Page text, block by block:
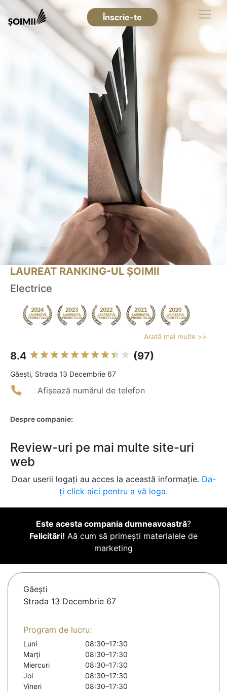
Înscrie-te
LAUREAT RANKING-UL ȘOIMII
Electrice
Arată mai multe >>
8.4 (97)
Găeşti, Strada 13 Decembrie 67
Afișează numărul de telefon
Despre companie:
Review-uri pe mai multe site-uri
web
Doar userii logați au acces la această informație. Da-
ți click aici pentru a vă loga.
Este acesta compania dumneavoastră?
Felicitări! Aă cum să primești materialele de
marketing
Găeşti
Strada 13 Decembrie 67
Program de lucru:
Luni
08:30–17:30
Marți
08:30–17:30
Miercuri
08:30–17:30
Joi
08:30–17:30
Vineri
08:30–17:30